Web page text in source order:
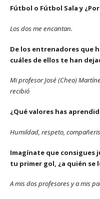
Fútbol o Fútbol Sala y
Los dos me encantan.
De los entrenadores que
cuáles de ellos te han
Mi profesor José (Cheo)
recibió
¿Qué valores has
Humildad, respeto,
Imagínate que consigues
tu primer gol, ¿a quién se
A mis dos profesores y a mis